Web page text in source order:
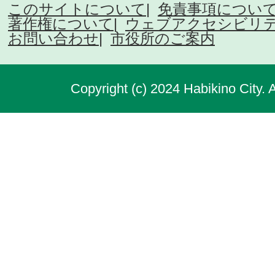
このサイトについて
免責事項につい
著作権について
ウェブアクセシビリ
お問い合わせ
市役所のご案内
Copyright (c) 2024 Habikino City.